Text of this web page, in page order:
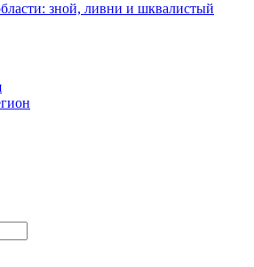
зной, ливни и шквалистый